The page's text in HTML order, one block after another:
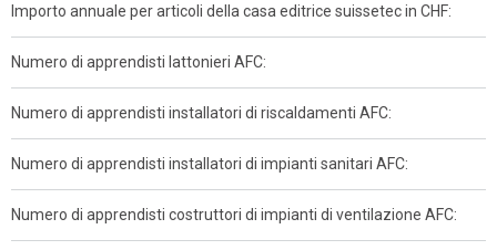
Importo annuale per articoli della casa editrice suissetec in CHF:
Numero di apprendisti lattonieri AFC:
Numero di apprendisti installatori di riscaldamenti AFC:
Numero di apprendisti installatori di impianti sanitari AFC:
Numero di apprendisti costruttori di impianti di ventilazione AFC: